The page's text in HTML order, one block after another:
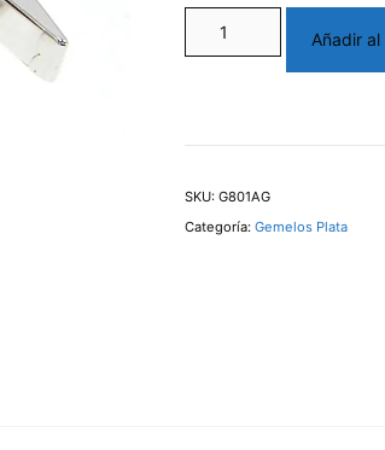
Gemelos
de
cantidad
Añadir
SKU:G801AG
Categoría:Gemelos Plata